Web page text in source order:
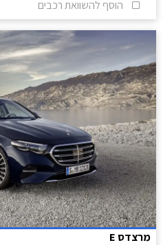
הוסף להשוואת רכבים
מרצדס E